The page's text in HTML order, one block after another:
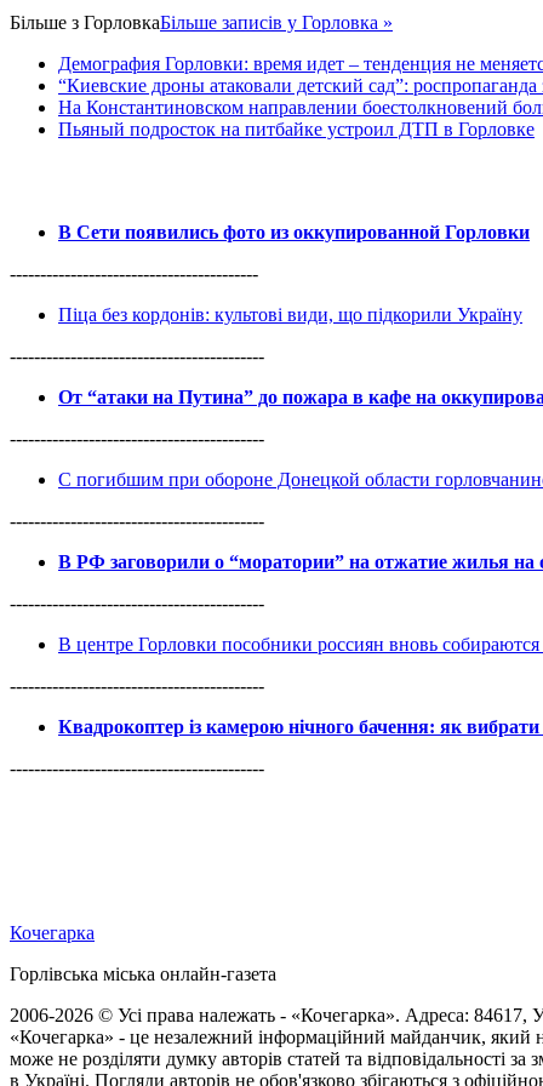
Більше з ГорловкаБільше записів у Горловка »
Демография Горловки: время идет – тенденция не
“Киевские дроны атаковали детский сад”:
На Константиновском направлении боестолкновений
Пьяный подросток на питбайке устроил ДТП в Горловке
В Сети появились фото из оккупированной Горловки
-----------------------------------------
Піца без кордонів: культові види, що підкорили Україну
------------------------------------------
От “атаки на Путина” до пожара в кафе на
------------------------------------------
С погибшим при обороне Донецкой области
------------------------------------------
В РФ заговорили о “моратории” на отжатие жилья на
------------------------------------------
В центре Горловки пособники россиян вновь собираются
------------------------------------------
Квадрокоптер із камерою нічного бачення: як вибрати
------------------------------------------
Кочегарка
Горлівська міська онлайн-газета
2006-2026 © Усі права належать - «Кочегарка». Адреса: 84617,
«Кочегарка» - це незалежний інформаційний майданчик, який
може не розділяти думку авторів статей та відповідальності
в Україні. Погляди авторів не обов'язково збігаються з